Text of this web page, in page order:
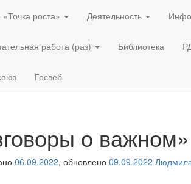
роста» Деятельность
работа (раз) Библиотека
Госвеб
о важном»
06.09.2022, обновлено 09.09.2022